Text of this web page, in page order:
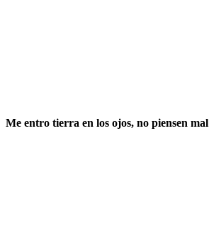
Me entro tierra en los ojos, no piensen mal